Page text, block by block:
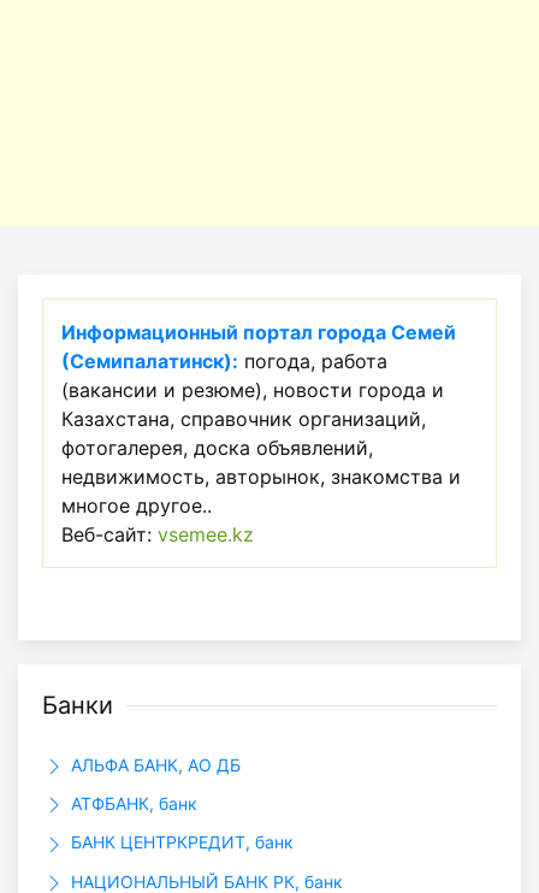
Информационный портал города Семей
(Семипалатинск): погода, работа
(вакансии и резюме), новости города и
Казахстана, справочник организаций,
фотогалерея, доска объявлений,
недвижимость, авторынок, знакомства и
многое другое..
Веб-сайт: vsemee.kz
Банки
АЛЬФА БАНК, АО ДБ
АТФБАНК, банк
БАНК ЦЕНТРКРЕДИТ, банк
НАЦИОНАЛЬНЫЙ БАНК РК, банк